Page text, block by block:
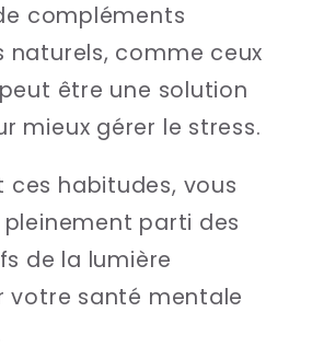
compléments
naturels, comme ceux
être une solution
mieux gérer le stress.
ces habitudes, vous
parti des
de la lumière
votre santé mentale